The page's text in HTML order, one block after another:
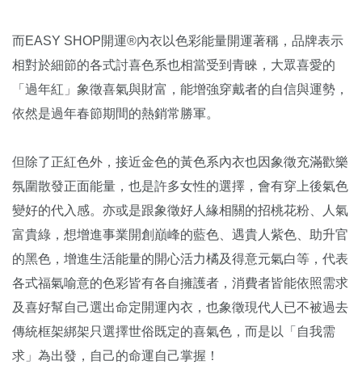
而EASY SHOP開運®內衣以色彩能量開運著稱，品牌表示
相對於細節的各式討喜色系也相當受到青睞，大眾喜愛的
「過年紅」象徵喜氣與財富，能增強穿戴者的自信與運勢，
依然是過年春節期間的熱銷常勝軍。
但除了正紅色外，接近金色的黃色系內衣也因象徵充滿歡樂
氛圍散發正面能量，也是許多女性的選擇，會有穿上後氣色
變好的代入感。亦或是跟象徵好人緣相關的招桃花粉、人氣
富貴綠，想增進事業開創巔峰的藍色、遇貴人紫色、助升官
的黑色，增進生活能量的開心活力橘及得意元氣白等，代表
各式福氣喻意的色彩皆有各自擁護者，消費者皆能依照需求
及喜好幫自己選出命定開運內衣，也象徵現代人已不被過去
傳統框架綁架只選擇世俗既定的喜氣色，而是以「自我需
求」為出發，自己的命運自己掌握！